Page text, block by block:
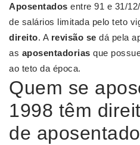
Aposentados entre 91 e 31/12/
de salários limitada pelo teto
direito. A revisão se dá pela
as aposentadorias que
ao teto da época.
Quem se
1998 têm
de